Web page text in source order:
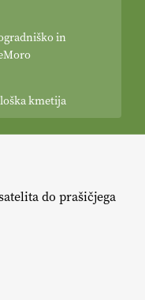
in
kmetija
kmetija
kmetija
do prašičjega